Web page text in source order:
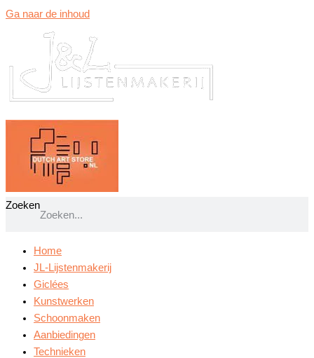
Ga naar de inhoud
Zoeken
Home
JL-Lijstenmakerij
Giclées
Kunstwerken
Schoonmaken
Aanbiedingen
Technieken